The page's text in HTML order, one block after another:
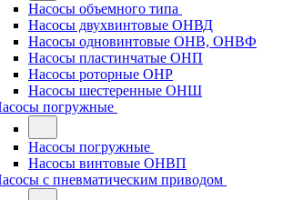
Насосы объемного типа
Насосы двухвинтовые ОНВД
Насосы одновинтовые ОНВ, ОНВФ
Насосы пластинчатые ОНП
Насосы роторные ОНР
Насосы шестеренные ОНШ
погружные
Насосы погружные
Насосы винтовые ОНВП
с пневматическим приводом